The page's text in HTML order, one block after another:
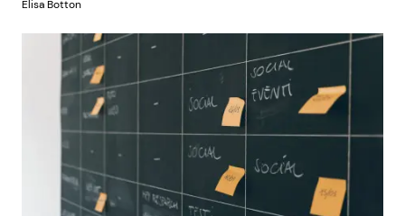
Elisa Botton